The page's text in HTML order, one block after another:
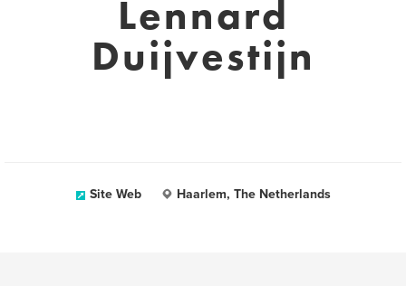
Lennard
Duijvestijn
Site Web Haarlem, The Netherlands